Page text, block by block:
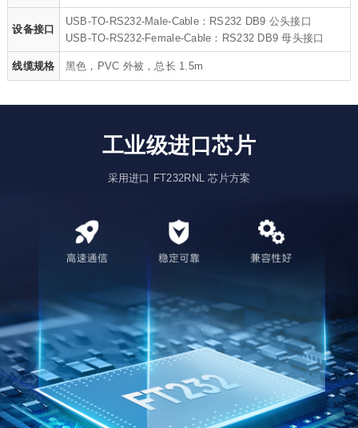
设备接口
USB-TO-RS232-Male-Cable：RS232 DB9 公头接口
USB-TO-RS232-Female-Cable：RS232 DB9 母头接口
线缆规格 黑色，PVC 外被，总长 1.5m
工业级进口芯片
采用进口 FT232RNL 芯片方案